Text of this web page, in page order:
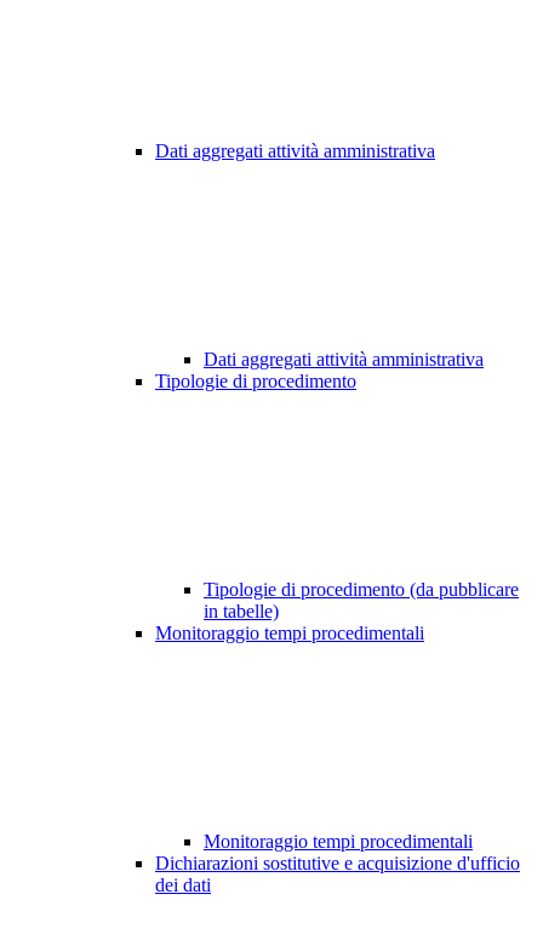
Dati aggregati attività amministrativa
Dati aggregati attività amministrativa
Tipologie di procedimento
Tipologie di procedimento (da pubblicare
in tabelle)
Monitoraggio tempi procedimentali
Monitoraggio tempi procedimentali
Dichiarazioni sostitutive e acquisizione d'ufficio
dei dati